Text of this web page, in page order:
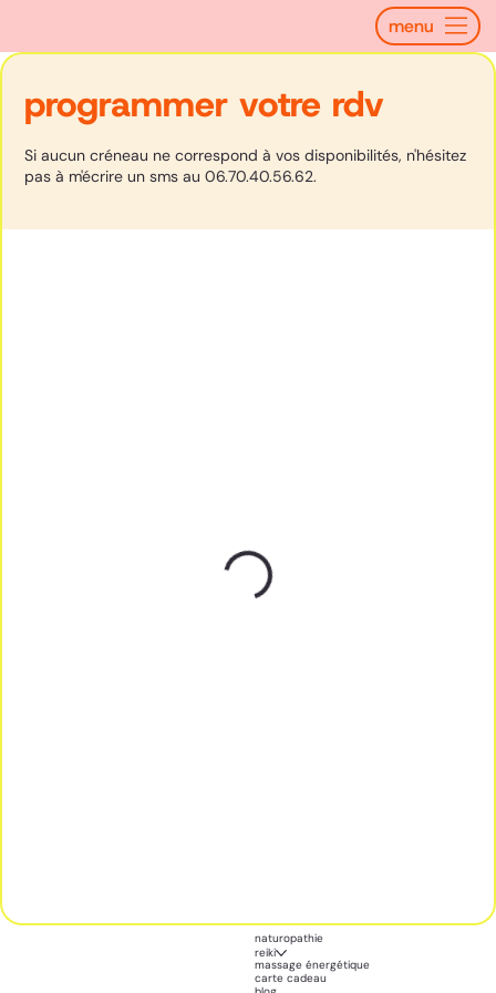
menu
programmer votre rdv
Si aucun créneau ne correspond à vos disponibilités, n'hésitez
pas à m'écrire un sms au 06.70.40.56.62.
naturopathie
reiki
massage énergétique
carte cadeau